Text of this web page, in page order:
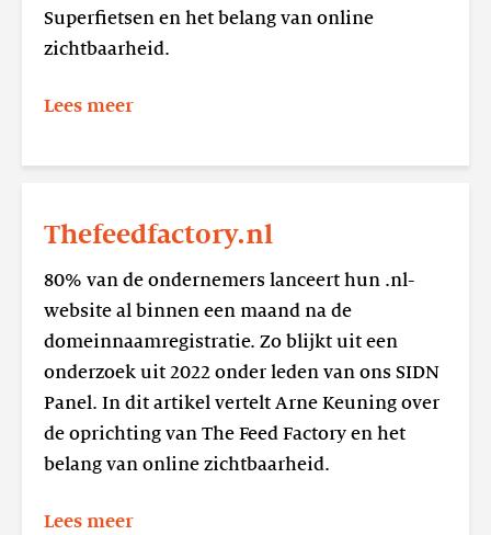
Superfietsen en het belang van online
zichtbaarheid.
Lees meer
Thefeedfactory.nl
80% van de ondernemers lanceert hun .nl-
website al binnen een maand na de
domeinnaamregistratie. Zo blijkt uit een
onderzoek uit 2022 onder leden van ons SIDN
Panel. In dit artikel vertelt Arne Keuning over
de oprichting van The Feed Factory en het
belang van online zichtbaarheid.
Lees meer
meer